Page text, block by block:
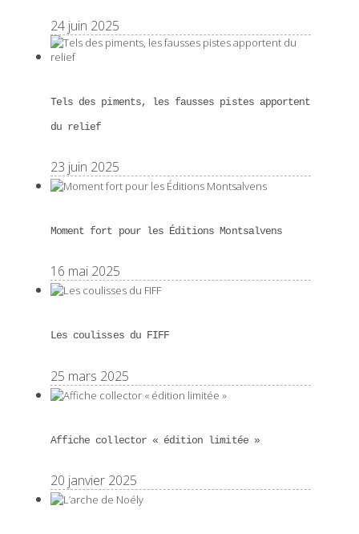
24 juin 2025
Tels des piments, les fausses pistes apportent
du relief
23 juin 2025
Moment fort pour les Éditions Montsalvens
16 mai 2025
Les coulisses du FIFF
25 mars 2025
Affiche collector « édition limitée »
20 janvier 2025